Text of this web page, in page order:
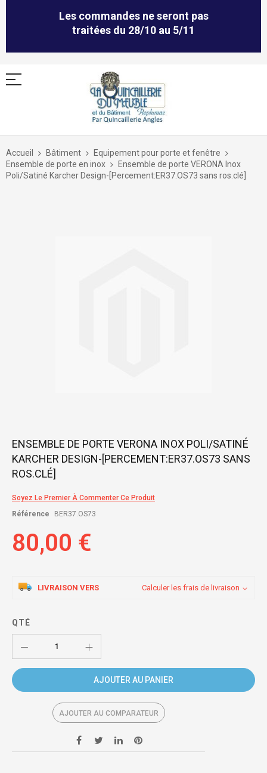
Les commandes ne seront pas
traitées du 28/10 au 5/11
Allez
contenu
Accueil Bâtiment
Equipement pour porte et fenêtre
Ensemble de porte en inox
Ensemble de porte VERONA Inox
Poli/Satiné Karcher Design-[Percement:ER37.OS73 sans ros.clé]
Skip
the
beginning
images
gallery
ENSEMBLE DE PORTE VERONA INOX POLI/SATINÉ
KARCHER DESIGN-[PERCEMENT:ER37.OS73 SANS
ROS.CLÉ]
Soyez Le Premier À Commenter Ce Produit
Référence
BER37.OS73
80,00 €
LIVRAISON VERS Calculer les frais de livraison
QTÉ
AJOUTER AU PANIER
AJOUTER AU COMPARATEUR